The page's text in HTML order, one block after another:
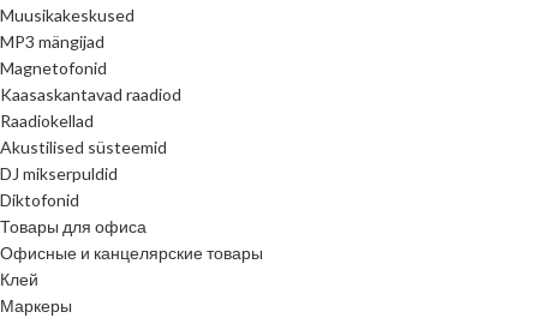
Muusikakeskused
MP3 mängijad
Magnetofonid
Kaasaskantavad raadiod
Raadiokellad
Akustilised süsteemid
DJ mikserpuldid
Diktofonid
Товары для офиса
Офисные и канцелярские товары
Клей
Маркеры